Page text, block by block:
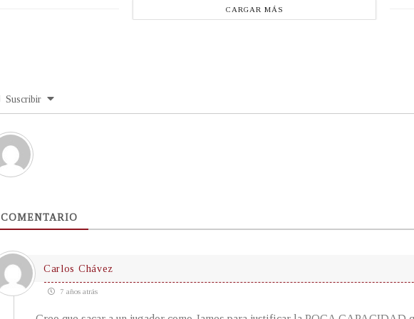
CARGAR MÁS
Suscribir
COMENTARIO
Carlos Chávez
7 años atrás